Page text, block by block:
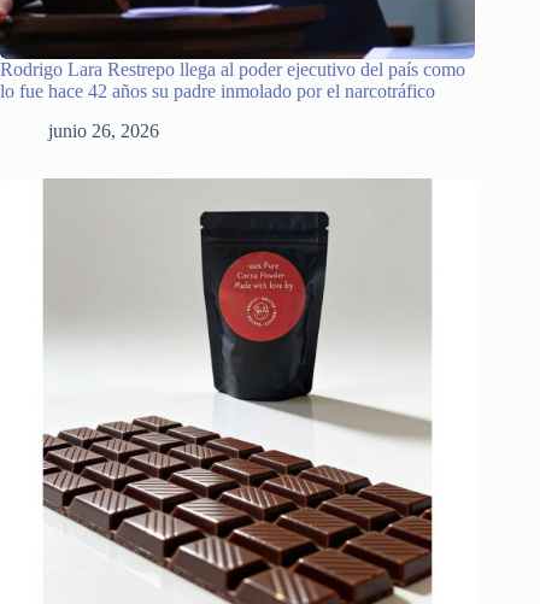
Rodrigo Lara Restrepo llega al poder ejecutivo del país como
lo fue hace 42 años su padre inmolado por el narcotráfico
junio 26, 2026